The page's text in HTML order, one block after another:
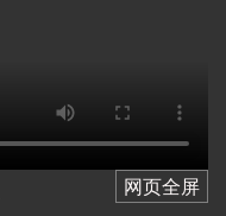
网页全屏